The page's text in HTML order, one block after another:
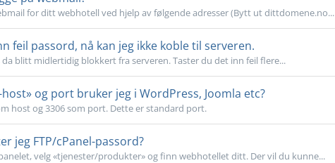
for ditt webhotell ved hjelp av følgende adresser (Bytt ut dittdomene.no...
feil passord, nå kan jeg ikke koble til serveren.
blitt midlertidig blokkert fra serveren. Taster du det inn feil flere...
og port bruker jeg i WordPress, Joomla etc?
host og 3306 som port. Dette er standard port.
jeg FTP/cPanel-passord?
velg «tjenester/produkter» og finn webhotellet ditt. Der vil du kunne...